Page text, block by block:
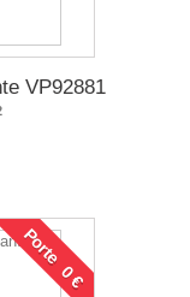
VP92881
Porte 0 €